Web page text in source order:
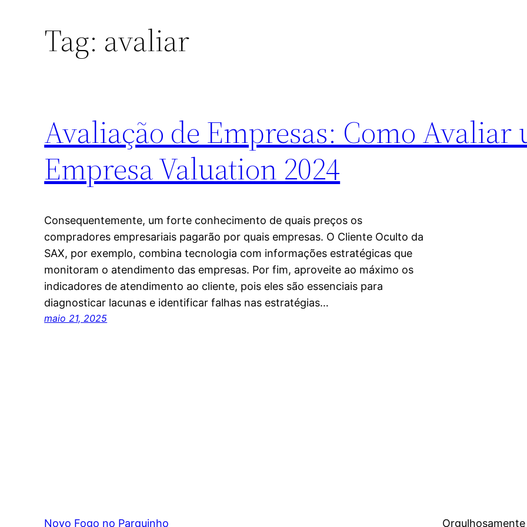
Tag: avaliar
Avaliação de Empresas: Como Avaliar
Empresa Valuation 2024
Consequentemente, um forte conhecimento de quais preços os
compradores empresariais pagarão por quais empresas. O Cliente Oculto da
SAX, por exemplo, combina tecnologia com informações estratégicas que
monitoram o atendimento das empresas. Por fim, aproveite ao máximo os
indicadores de atendimento ao cliente, pois eles são essenciais para
diagnosticar lacunas e identificar falhas nas estratégias…
maio 21, 2025
Novo Fogo no Parquinho